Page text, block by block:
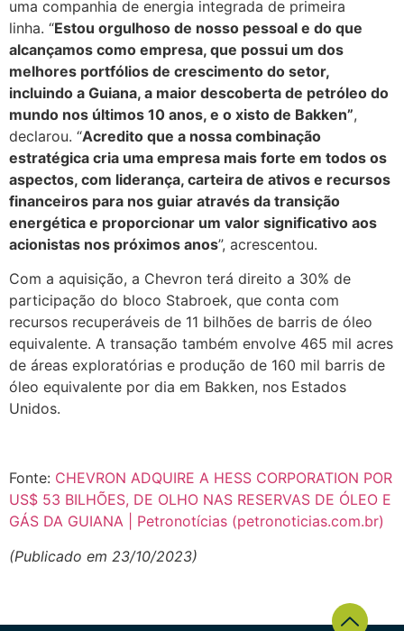
uma companhia de energia integrada de primeira
linha. “Estou orgulhoso de nosso pessoal e do que
alcançamos como empresa, que possui um dos
melhores portfólios de crescimento do setor,
incluindo a Guiana, a maior descoberta de petróleo do
mundo nos últimos 10 anos, e o xisto de Bakken”,
declarou. “Acredito que a nossa combinação
estratégica cria uma empresa mais forte em todos os
aspectos, com liderança, carteira de ativos e recursos
financeiros para nos guiar através da transição
energética e proporcionar um valor significativo aos
acionistas nos próximos anos”, acrescentou.
Com a aquisição, a Chevron terá direito a 30% de
participação do bloco Stabroek, que conta com
recursos recuperáveis de 11 bilhões de barris de óleo
equivalente. A transação também envolve 465 mil acres
de áreas exploratórias e produção de 160 mil barris de
óleo equivalente por dia em Bakken, nos Estados
Unidos.
Fonte: CHEVRON ADQUIRE A HESS CORPORATION POR
US$ 53 BILHÕES, DE OLHO NAS RESERVAS DE ÓLEO E
GÁS DA GUIANA | Petronotícias (petronoticias.com.br)
(Publicado em 23/10/2023)